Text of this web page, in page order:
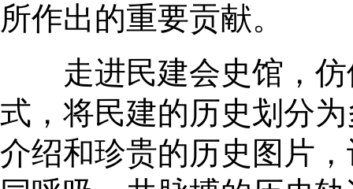
所作出的重要贡献。
走进民建会史馆，仿
式，将民建的历史划分
介绍和珍贵的历史图片